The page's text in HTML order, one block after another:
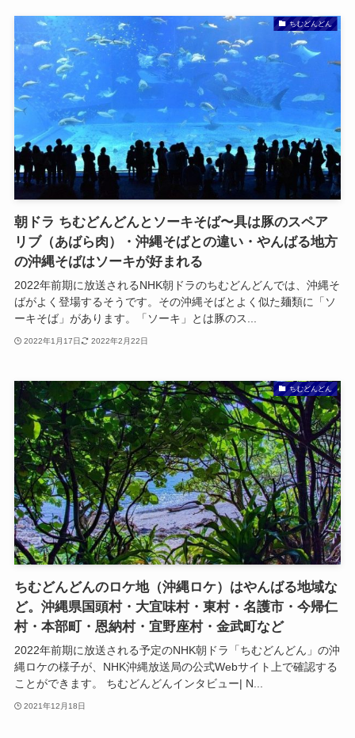
ちむどんどん
朝ドラ ちむどんどんとソーキそば〜具は豚のスペア
リブ（あばら肉）・沖縄そばとの違い・やんばる地方
の沖縄そばはソーキが好まれる
2022年前期に放送されるNHK朝ドラのちむどんどんでは、沖縄そ
ばがよく登場するそうです。その沖縄そばとよく似た麺類に「ソ
ーキそば」があります。「ソーキ」とは豚のス...
2022年1月17日 2022年2月22日
ちむどんどん
ちむどんどんのロケ地（沖縄ロケ）はやんばる地域な
ど。沖縄県国頭村・大宜味村・東村・名護市・今帰仁
村・本部町・恩納村・宜野座村・金武町など
2022年前期に放送される予定のNHK朝ドラ「ちむどんどん」の沖
縄ロケの様子が、NHK沖縄放送局の公式Webサイト上で確認する
ことができます。 ちむどんどんインタビュー| N...
2021年12月18日